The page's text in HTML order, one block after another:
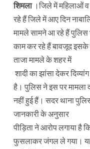
शिमला।जिले में महिलाओं व
रहे हैं जिले में आए दिन
मामले सामने आ रहे हैं
काम कर रहे हैं बावजूद इसके
ताजा मामले के शहर में
शादी का झांसा देकर
है। पुलिस ने इस पर मामला
नहीं हुई हैं। सदर थाना
जानकारी के अनुसार
पीड़िता ने आरोप लगाया है
फुसलाकर जंगल ले गया।